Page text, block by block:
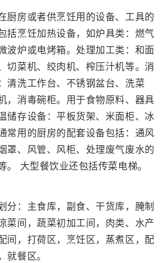
厨房或者供烹饪用的设备、工具的
括烹饪加热设备，如炉具类：燃气
波炉或电烤箱。处理加工类：和面
切菜机、绞肉机、榨压汁机等。消
清洗工作台、不锈钢盆台、洗菜
，消毒碗柜。用于食物原料、器具
储存设备：平板货架、米面柜、冰
常用的厨房的配套设备包括：通风
罩、风管、风柜、处理废气废水的
。 大型餐饮业还包括传菜电梯。
分：主食库，副食、干货库，腌制
菜间，蔬菜初加工间，肉类、水产
间，打荷区，烹饪区，蒸煮区，配
餐区。